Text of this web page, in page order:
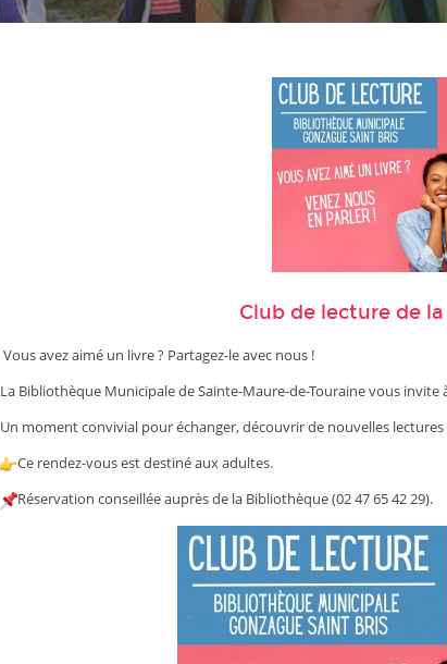
Club de lecture de
Vous avez aimé un livre ? Partagez-le avec nous !
La Bibliothèque Municipale de Sainte-Maure-de-Touraine vous invite
Un moment convivial pour échanger, découvrir de nouvelles
Ce rendez-vous est destiné aux adultes.
Réservation conseillée auprès de la Bibliothèque (02 47 65 42 29).